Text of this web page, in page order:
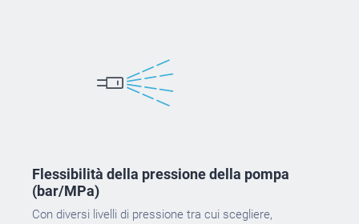
Flessibilità della pressione della pompa
(bar/MPa)
Con diversi livelli di pressione tra cui scegliere,